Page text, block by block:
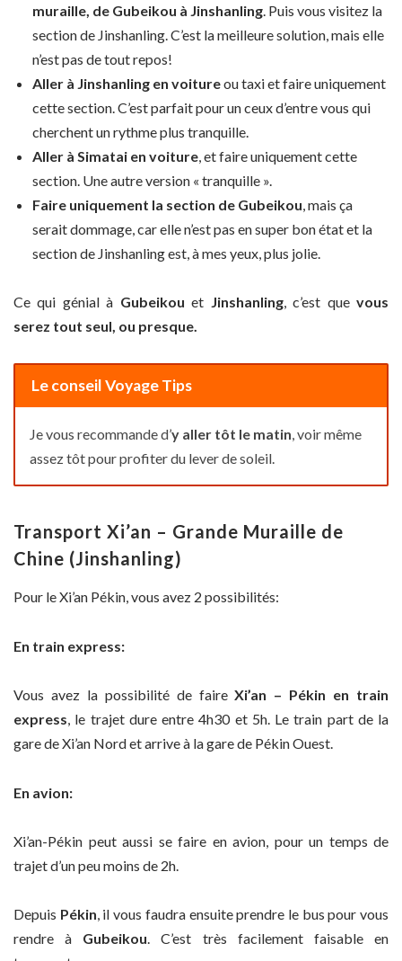
muraille, de Gubeikou à Jinshanling . Puis vous visitez la
section de Jinshanling. C’est la meilleure solution, mais elle
n’est pas de tout repos!
Aller à Jinshanling en voitureou taxi et faire uniquement
cette section. C’est parfait pour un ceux d’entre vous qui
cherchent un rythme plus tranquille.
Aller à Simatai en voiture , et faire uniquement cette
section. Une autre version « tranquille ».
Faire uniquement la section de Gubeikou , mais ça
serait dommage, car elle n’est pas en super bon état et la
section de Jinshanling est, à mes yeux, plus jolie.
Ce qui génial à Gubeikou et Jinshanling, c’est quevous
serez tout seul, ou presque.
Le conseil Voyage Tips
Je vous recommande d’y aller tôt le matin, voir même
assez tôt pour profiter du lever de soleil.
Transport Xi’an – Grande Muraille de
Chine (Jinshanling)
Pour le Xi’an Pékin, vous avez 2 possibilités:
En train express:
Vous avez la possibilité de faireXi’an – Pékin en train
express, le trajet dure entre 4h30 et 5h. Le train part de la
gare de Xi’an Nord et arrive à la gare de Pékin Ouest.
En avion:
Xi’an-Pékin peut aussi se faire en avion, pour un temps de
trajet d’un peu moins de 2h.
Depuis Pékin, il vous faudra ensuite prendre le bus pour vous
rendre à Gubeikou. C’est très facilement faisable en